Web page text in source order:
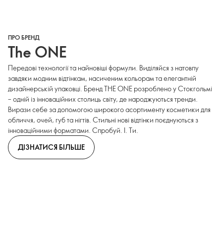
ПРО БРЕНД
The ONE
Передові технології та найновіші формули. Виділяйся з натовпу
завдяки модним відтінкам, насиченим кольорам та елегантній
дизайнерській упаковці. Бренд THE ONE розроблено у Стокгольмі
– одній із інноваційних столиць світу, де народжуються тренди.
Вирази себе за допомогою широкого асортименту косметики для
обличчя, очей, губ та нігтів. Стильні нові відтінки поєднуються з
інноваційними форматами. Спробуй. І. Ти.
ДІЗНАТИСЯ БІЛЬШЕ